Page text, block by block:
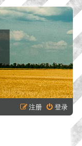
登录
注册